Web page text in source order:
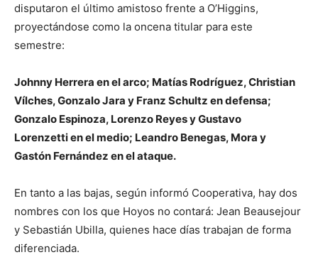
disputaron el último amistoso frente a O’Higgins,
proyectándose como la oncena titular para este
semestre:
Johnny Herrera en el arco; Matías Rodríguez, Christian
Vílches, Gonzalo Jara y Franz Schultz en defensa;
Gonzalo Espinoza, Lorenzo Reyes y Gustavo
Lorenzetti en el medio; Leandro Benegas, Mora y
Gastón Fernández en el ataque.
En tanto a las bajas, según informó Cooperativa, hay dos
nombres con los que Hoyos no contará: Jean Beausejour
y Sebastián Ubilla, quienes hace días trabajan de forma
diferenciada.